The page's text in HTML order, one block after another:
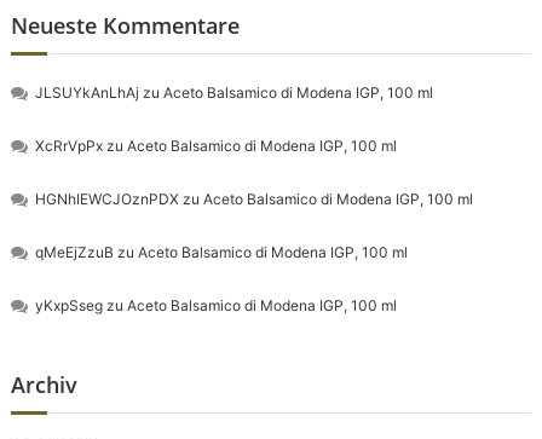
Neueste Kommentare
JLSUYkAnLhAj zu Aceto Balsamico di Modena IGP, 100 ml
XcRrVpPxzu Aceto Balsamico di Modena IGP, 100 ml
HGNhIEWCJOznPDX zu Aceto Balsamico di Modena IGP, 100 ml
qMeEjZzuB zu Aceto Balsamico di Modena IGP, 100 ml
yKxpSsegzu Aceto Balsamico di Modena IGP, 100 ml
Archiv